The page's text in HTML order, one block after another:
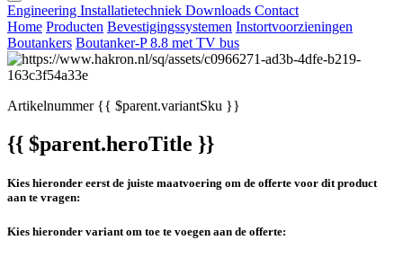
Engineering Installatietechniek Downloads Contact
Home Producten Bevestigingssystemen Instortvoorzieningen
Boutankers Boutanker-P 8.8 met TV bus
Artikelnummer{{ $parent.variantSku }}
{{ $parent.heroTitle }}
Kies hieronder eerst de juiste maatvoering om de offerte voor dit product
aan te vragen:
Kies hieronder variant om toe te voegen aan de offerte: